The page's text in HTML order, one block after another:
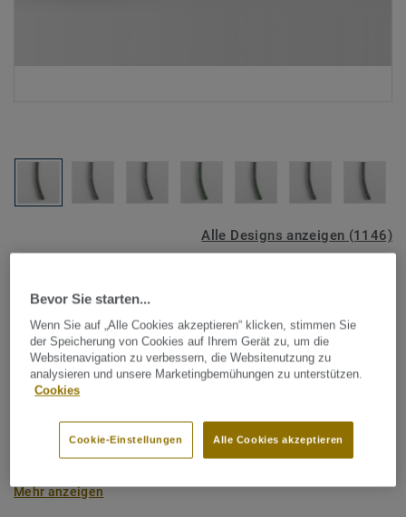
Alle Designs anzeigen (1146)
Schweißschnur für PVC-Böden
- Multicolour LIGHT GREEN
0348
zweier PVC-Bahnen verwendet und sorgen für eine
wasserdichte und geschlossene Oberfläche, Grundlage für
Schweißschnüre sind erhältlich in den Varianten Uni und
Mehr anzeigen
Bevor Sie starten...
Wenn Sie auf „Alle Cookies akzeptieren“ klicken, stimmen Sie
der Speicherung von Cookies auf Ihrem Gerät zu, um die
Websitenavigation zu verbessern, die Websitenutzung zu
analysieren und unsere Marketingbemühungen zu unterstützen.
Cookies
Alle Cookies akzeptieren
Cookie-Einstellungen